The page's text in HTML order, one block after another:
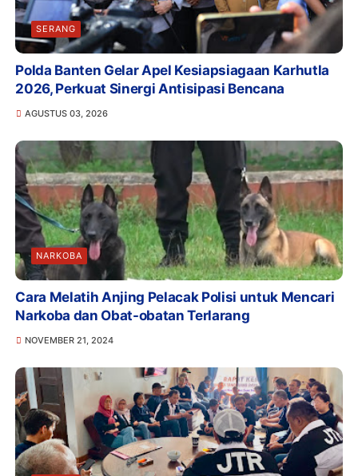
SERANG
Polda Banten Gelar Apel Kesiapsiagaan Karhutla
2026, Perkuat Sinergi Antisipasi Bencana
AGUSTUS 03, 2026
NARKOBA
Cara Melatih Anjing Pelacak Polisi untuk Mencari
Narkoba dan Obat-obatan Terlarang
NOVEMBER 21, 2024